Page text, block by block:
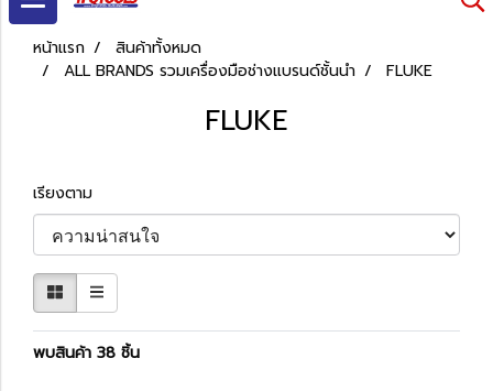
หน้าแรก
สินค้าทั้งหมด
ALL BRANDS รวมเครื่องมือช่างแบรนด์ชั้นนำ
FLUKE
FLUKE
เรียงตาม
พบสินค้า 38 ชิ้น